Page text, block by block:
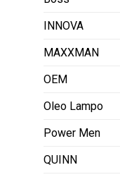
INNOVA
MAXXMAN
OEM
Oleo Lampo
Power Men
QUINN